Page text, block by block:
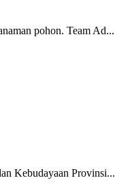
pohon. Team Ad...
Kebudayaan Provinsi...